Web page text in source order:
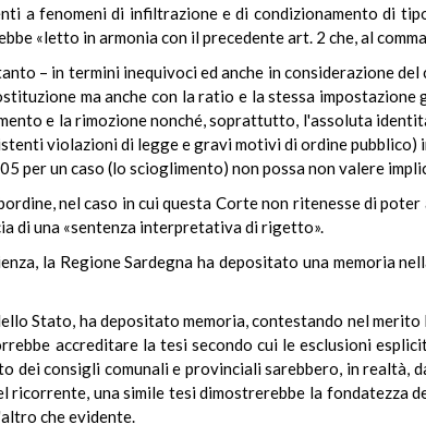
a fenomeni di infiltrazione e di condizionamento di
«letto in armonia con il precedente art. 2 che, al
– in termini inequivoci ed anche in considerazione
ma anche con la ratio e la stessa
e la rimozione nonché, soprattutto, l'assoluta
violazioni di legge e gravi motivi di ordine
per un caso (lo scioglimento) non possa non valere
nel caso in cui questa Corte non ritenesse di
di una «sentenza interpretativa di rigetto».
la Regione Sardegna ha depositato una memoria
Stato, ha depositato memoria, contestando nel
accreditare la tesi secondo cui le esclusioni
dei consigli comunali e provinciali sarebbero, in
ricorrente, una simile tesi dimostrerebbe la fondatezza
che evidente.